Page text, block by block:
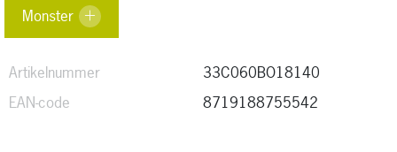
Monster
Artikelnummer
33C060BO18140
EAN-code
8719188755542